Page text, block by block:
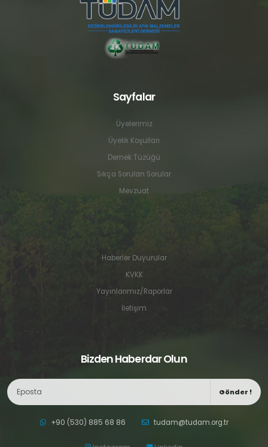
Sayfalar
Üyelerimiz
Üyelik Koşulları
Dernek Tüzüğü
Sıkça Sorulan Sorular
Mevzuat
Haberler Duyurular
KVKK
Yayınlarımız/Raporlar
İletişim
Bizden Haberdar Olun
Gönder !
+90 (530) 885 68 86 tudam@tudam.org.tr